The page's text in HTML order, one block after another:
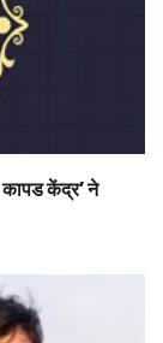
कापड केंद्र’ ने